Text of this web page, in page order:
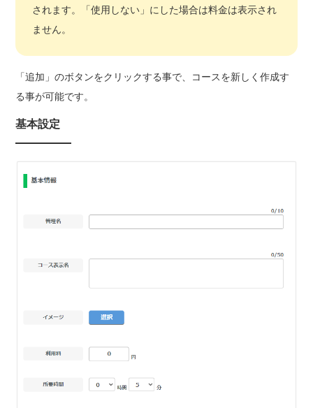
されます。「使用しない」にした場合は料金は表示され
ません。
「追加」のボタンをクリックする事で、コースを新しく作成す
る事が可能です。
基本設定